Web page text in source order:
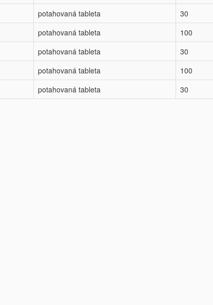
potahovaná tableta 30
potahovaná tableta 100
potahovaná tableta 30
potahovaná tableta 100
potahovaná tableta 30